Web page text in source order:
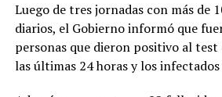
Luego de tres jornadas con más de
diarios, el Gobierno informó que
personas que dieron positivo al
las últimas 24 horas y los